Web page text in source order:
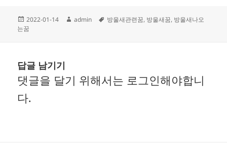
작
성
2022-01-14
글
admin
태
방울새관련꿈, 방울새꿈, 방울새나오
는꿈
답글 남기기
댓글을 달기 위해서는 로그인해야합니
다.